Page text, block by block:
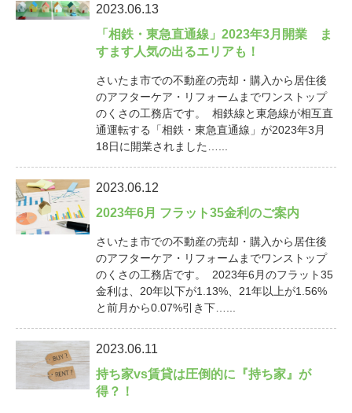
2023.06.13
「相鉄・東急直通線」2023年3月開業 ま
すます人気の出るエリアも！
さいたま市での不動産の売却・購入から居住後
のアフターケア・リフォームまでワンストップ
のくさの工務店です。 相鉄線と東急線が相互直
通運転する「相鉄・東急直通線」が2023年3月
18日に開業されました…...
2023.06.12
2023年6月 フラット35金利のご案内
さいたま市での不動産の売却・購入から居住後
のアフターケア・リフォームまでワンストップ
のくさの工務店です。 2023年6月のフラット35
金利は、20年以下が1.13%、21年以上が1.56%
と前月から0.07%引き下…...
2023.06.11
持ち家vs賃貸は圧倒的に『持ち家』が
得？！